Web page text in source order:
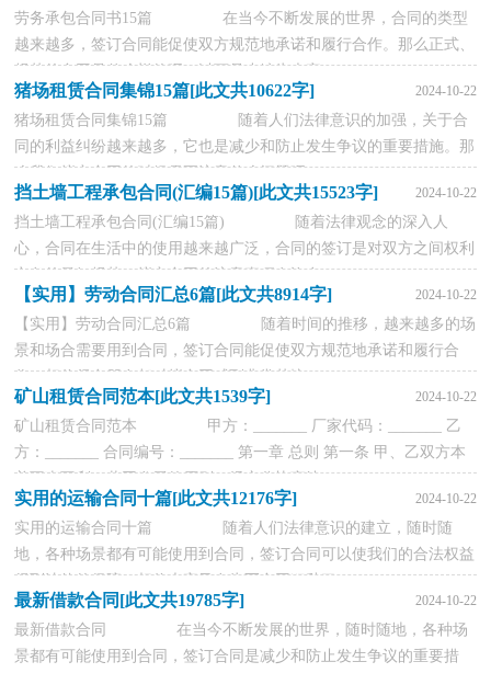
劳务承包合同书15篇 在当今不断发展的世界，合同的类型
越来越多，签订合同能促使双方规范地承诺和履行合作。那么正式、
规范的合同是什么样的呢？以下是小编为大家...
猪场租赁合同集锦15篇[此文共10622字] 2024-10-22
猪场租赁合同集锦15篇 随着人们法律意识的加强，关于合
同的利益纠纷越来越多，它也是减少和防止发生争议的重要措施。那
么我们拟定合同的时候需要注意什么问题呢...
挡土墙工程承包合同(汇编15篇)[此文共15523字] 2024-10-22
挡土墙工程承包合同(汇编15篇) 随着法律观念的深入人
心，合同在生活中的使用越来越广泛，合同的签订是对双方之间权利
义务的最好规范。拟定合同的注意事项有许多...
【实用】劳动合同汇总6篇[此文共8914字] 2024-10-22
【实用】劳动合同汇总6篇 随着时间的推移，越来越多的场
景和场合需要用到合同，签订合同能促使双方规范地承诺和履行合
作。相信很多朋友都对拟合同感到非常苦恼...
矿山租赁合同范本[此文共1539字] 2024-10-22
矿山租赁合同范本 甲方：_______ 厂家代码：_______ 乙
方：_______ 合同编号：_______ 第一章 总则 第一条 甲、乙双方本
着互惠互利、共同发展的原则，经充分协商达...
实用的运输合同十篇[此文共12176字] 2024-10-22
实用的运输合同十篇 随着人们法律意识的建立，随时随
地，各种场景都有可能使用到合同，签订合同可以使我们的合法权益
得到法律的保障。相信大家又在为写合同犯愁了...
最新借款合同[此文共19785字] 2024-10-22
最新借款合同 在当今不断发展的世界，随时随地，各种场
景都有可能使用到合同，签订合同是减少和防止发生争议的重要措